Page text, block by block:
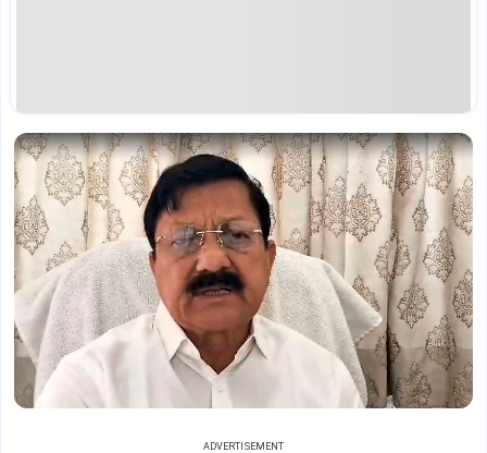
ADVERTISEMENT